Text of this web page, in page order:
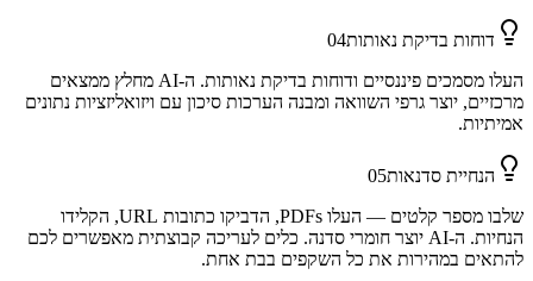
דוחות בדיקת נאותות04
העלו מסמכים פיננסיים ודוחות בדיקת נאותות. ה-AI מחלץ ממצאים
מרכזיים, יוצר גרפי השוואה ומבנה הערכות סיכון עם ויזואליזציות נתונים
אמיתיות.
הנחיית סדנאות05
שלבו מספר קלטים — העלו PDFs, הדביקו כתובות URL, הקלידו
הנחיות. ה-AI יוצר חומרי סדנה. כלים לעריכה קבוצתית מאפשרים לכם
להתאים במהירות את כל השקפים בבת אחת.